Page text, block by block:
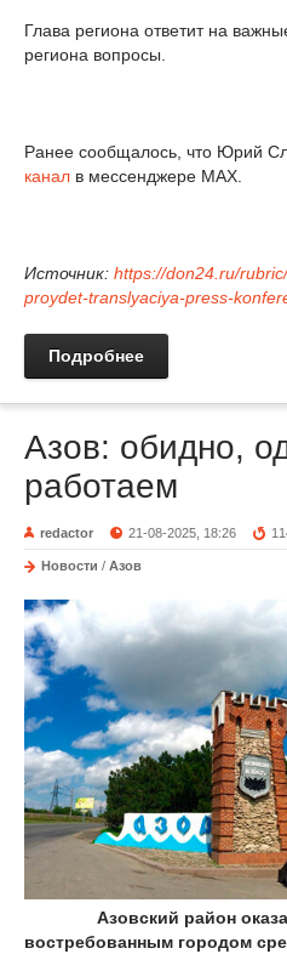
Глава региона ответит на
региона вопросы.
Ранее сообщалось, что Юрий
канал в мессенджере MAX.
Источник: https://don24.ru/
proydet-translyaciya-press-
Подробнее
Азов: обидно,
работаем
redactor 21-08-2025, 18:26
Новости / Азов
Азовский район
востребованным городом